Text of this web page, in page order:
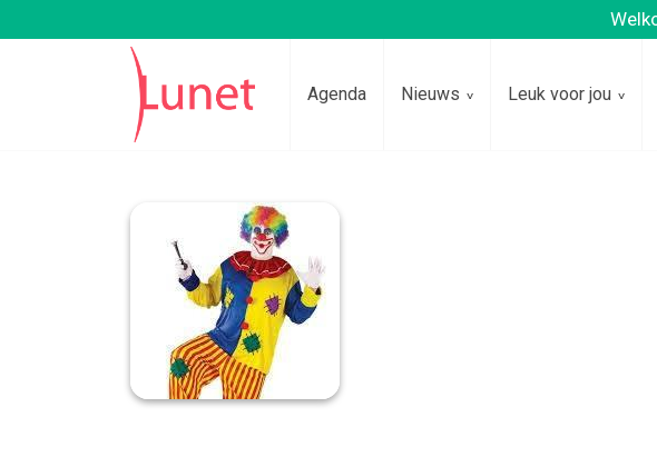
Agenda Nieuws Leuk voor jou
Lees voor